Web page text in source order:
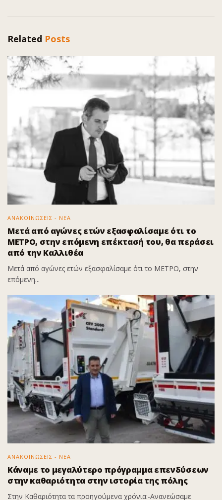
Related Posts
ΑΝΑΚΟΙΝΩΣΕΙΣ - ΝΕΑ
Μετά από αγώνες ετών εξασφαλίσαμε ότι το
ΜΕΤΡΟ, στην επόμενη επέκτασή του, θα περάσει
από την Καλλιθέα
Μετά από αγώνες ετών εξασφαλίσαμε ότι το ΜΕΤΡΟ, στην
επόμενη...
ΑΝΑΚΟΙΝΩΣΕΙΣ - ΝΕΑ
Κάναμε το μεγαλύτερο πρόγραμμα επενδύσεων
στην καθαριότητα στην ιστορία της πόλης
Στην Καθαριότητα τα προηγούμενα χρόνια:-Ανανεώσαμε